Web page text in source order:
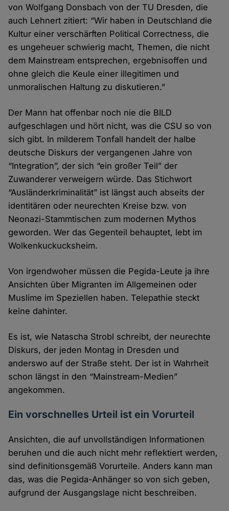
von Wolfgang Donsbach von der TU Dresden, die
auch Lehnert zitiert: “Wir haben in Deutschland die
Kultur einer verschärften Political Correctness, die
es ungeheuer schwierig macht, Themen, die nicht
dem Mainstream entsprechen, ergebnisoffen und
ohne gleich die Keule einer illegitimen und
unmoralischen Haltung zu diskutieren.”
Der Mann hat offenbar noch nie die BILD
aufgeschlagen und hört nicht, was die CSU so von
sich gibt. In milderem Tonfall handelt der halbe
deutsche Diskurs der vergangenen Jahre von
“Integration”, der sich “ein großer Teil” der
Zuwanderer verweigern würde. Das Stichwort
“Ausländerkriminalität” ist längst auch abseits der
identitären oder neurechten Kreise bzw. von
Neonazi-Stammtischen zum modernen Mythos
geworden. Wer das Gegenteil behauptet, lebt im
Wolkenkuckucksheim.
Von irgendwoher müssen die Pegida-Leute ja ihre
Ansichten über Migranten im Allgemeinen oder
Muslime im Speziellen haben. Telepathie steckt
keine dahinter.
Es ist, wie Natascha Strobl schreibt, der neurechte
Diskurs, der jeden Montag in Dresden und
anderswo auf der Straße steht. Der ist in Wahrheit
schon längst in den “Mainstream-Medien”
angekommen.
Ein vorschnelles Urteil ist ein Vorurteil
Ansichten, die auf unvollständigen Informationen
beruhen und die auch nicht mehr reflektiert werden,
sind definitionsgemäß Vorurteile. Anders kann man
das, was die Pegida-Anhänger so von sich geben,
aufgrund der Ausgangslage nicht beschreiben.